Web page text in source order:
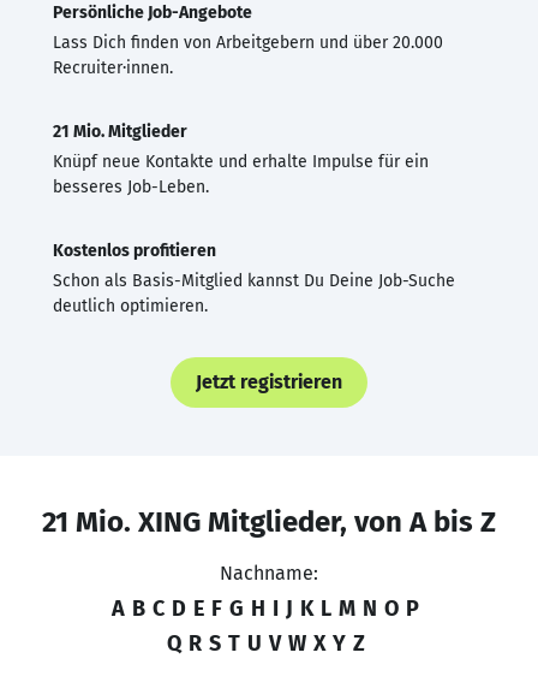
Persönliche Job-Angebote
Lass Dich finden von Arbeitgebern und über 20.000
Recruiter·innen.
21 Mio. Mitglieder
Knüpf neue Kontakte und erhalte Impulse für ein
besseres Job-Leben.
Kostenlos profitieren
Schon als Basis-Mitglied kannst Du Deine Job-Suche
deutlich optimieren.
Jetzt registrieren
21 Mio. XING Mitglieder, von A bis Z
Nachname:
A B C D E F G H I J K L M N O P
Q R S T U V W X Y Z